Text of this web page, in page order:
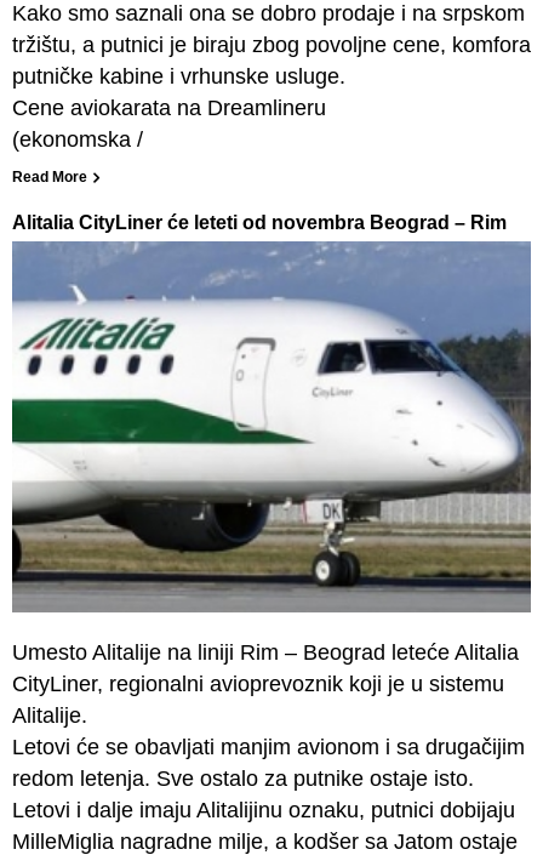
Kako smo saznali ona se dobro prodaje i na srpskom
tržištu, a putnici je biraju zbog povoljne cene, komfora
putničke kabine i vrhunske usluge.
Cene aviokarata na Dreamlineru
(ekonomska /
Read More
Alitalia CityLiner će leteti od novembra Beograd – Rim
Umesto Alitalije na liniji Rim – Beograd leteće Alitalia
CityLiner, regionalni avioprevoznik koji je u sistemu
Alitalije.
Letovi će se obavljati manjim avionom i sa drugačijim
redom letenja. Sve ostalo za putnike ostaje isto.
Letovi i dalje imaju Alitalijinu oznaku, putnici dobijaju
MilleMiglia nagradne milje, a kodšer sa Jatom ostaje